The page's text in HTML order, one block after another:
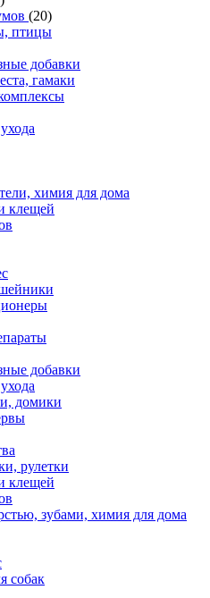
(20)
птицы
добавки
гамаки
химия для дома
клещей
добавки
домики
рулетки
клещей
зубами, химия для дома
собак